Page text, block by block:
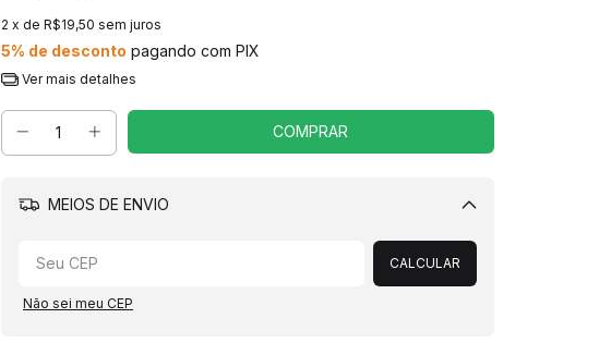
2 x de R$19,50 sem juros
5% de desconto pagando com PIX
Ver mais detalhes
MEIOS DE ENVIO
Alterar CEP
CALCULAR
Não sei meu CEP